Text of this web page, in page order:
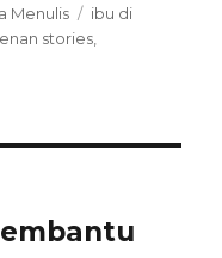
Menulis Tags
ibu di
stories